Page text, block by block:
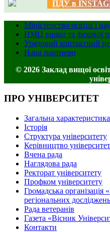
ПДУ в
Міністерство освіти і
НМЦ вищої та фахової
Урядовий контактний
Наші партнери
© 2026 Заклад вищої
ПРО УНІВЕРСИТЕТ
Загальна характеристика
Історія
Структура університету
Керівництво
Вчена рада
Наглядова рада
Ректорат університету
Профком університету
Громадська організація
регіональних
Рада ветеранів
Газета «Вісник
Контакти